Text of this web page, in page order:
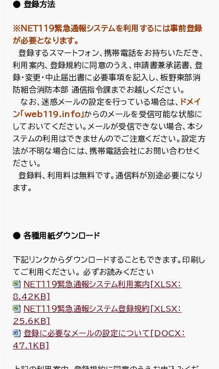
● 登録方法
※ＮＥＴ１１９緊急通報システムを利用するには事前登録
が必要となります。
登録するスマートフォン、携帯電話をお持ちいただき、
利用案内、登録規約に同意のうえ、申請書兼承諾書、登
録・変更・中止届出書に必要事項を記入し、板野東部消
防組合消防本部 通信指令課までお越しください。
なお、迷惑メールの設定を行っている場合は、
ドメイ
ン「web119.info」からのメールを受信可能な状態に
しておいてください。メールが受信できない場合、本シ
ステムの利用はできませんのでご注意ください。設定方
法が不明な場合には、携帯電話会社にお問い合わせく
ださい。
登録料、利用料は無料です。通信料が別途必要になり
ます。
● 各種用紙ダウンロード
下記リンクからダウンロードすることもできます。印刷し
てご利用ください。 必ずお読みください
ＮＥＴ１１９緊急通報システム利用案内[XLSX：
8.42KB]
ＮＥＴ１１９緊急通報システム登録規約[XLSX：
25.6KB]
登録に必要なメールの設定について[DOCX：
47.1KB]